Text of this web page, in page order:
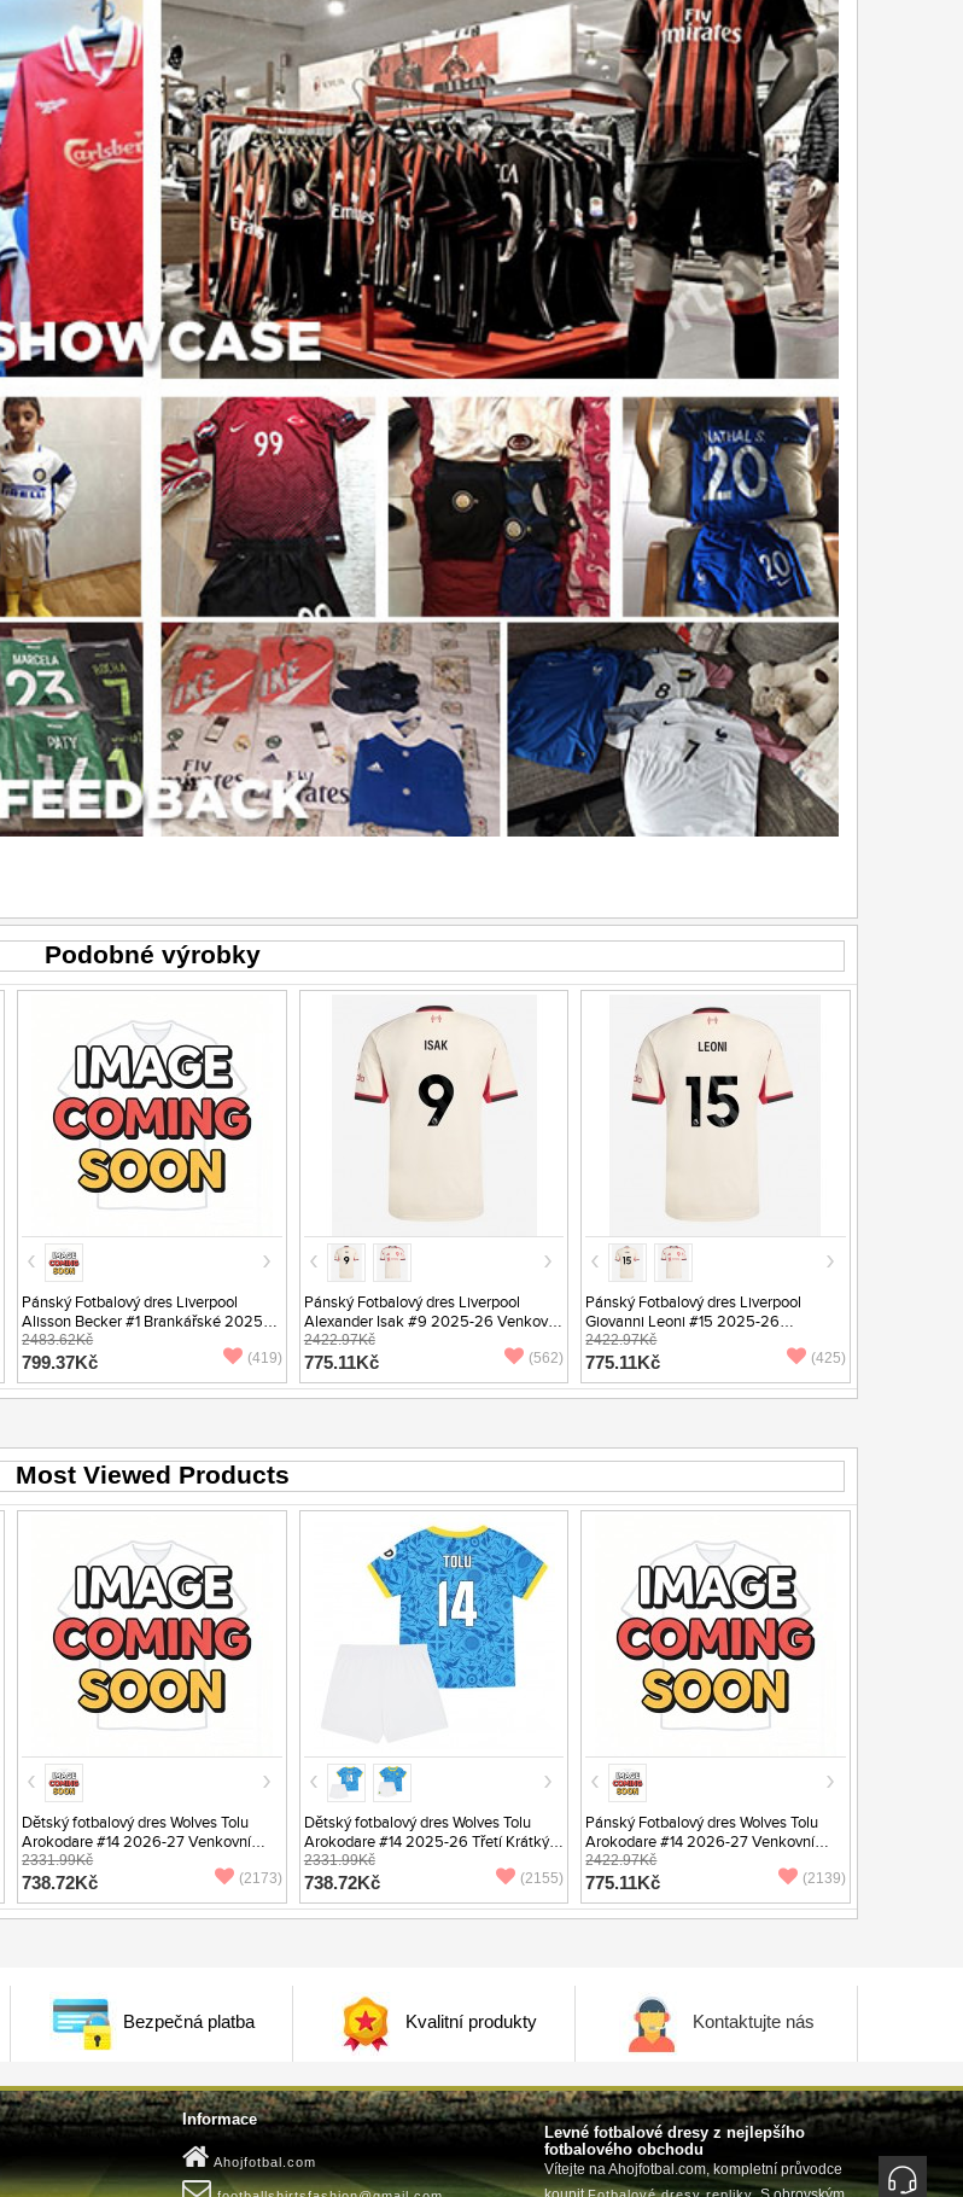
Podobné výrobky
Pánský Fotbalový dres Liverpool
Alisson Becker #1 Brankářské 2025-
26 Třetí Dlouhý Rukáv
2483.62Kč
799.37Kč (419)
Pánský Fotbalový dres Liverpool
Alexander Isak #9 2025-26 Venkovní
Krátký Rukáv
2422.97Kč
775.11Kč (562)
Pánský Fotbalový dres Liverpool
Giovanni Leoni #15 2025-26
Venkovní Krátký Rukáv
2422.97Kč
775.11Kč (425)
Most Viewed Products
Dětský fotbalový dres Wolves Tolu
Arokodare #14 2026-27 Venkovní
Krátký Rukáv (+ trenýrky)
2331.99Kč
738.72Kč (2173)
Dětský fotbalový dres Wolves Tolu
Arokodare #14 2025-26 Třetí Krátký
Rukáv (+ trenýrky)
2331.99Kč
738.72Kč (2155)
Pánský Fotbalový dres Wolves Tolu
Arokodare #14 2026-27 Venkovní
Krátký Rukáv
2422.97Kč
775.11Kč (2139)
Bezpečná platba Kvalitní produkty Kontaktujte nás
Informace
Ahojfotbal.com
Levné fotbalové dresy z nejlepšího
fotbalového obchodu
Vítejte na Ahojfotbal.com, kompletní průvodce